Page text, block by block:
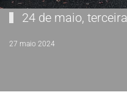
24 de maio,
27 maio 2024